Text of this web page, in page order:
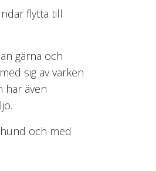
flytta till
gärna och
sig av varken
har även
och med